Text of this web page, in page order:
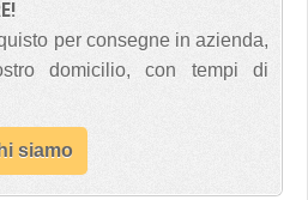
per consegne in azienda,
domicilio, con tempi di
siamo